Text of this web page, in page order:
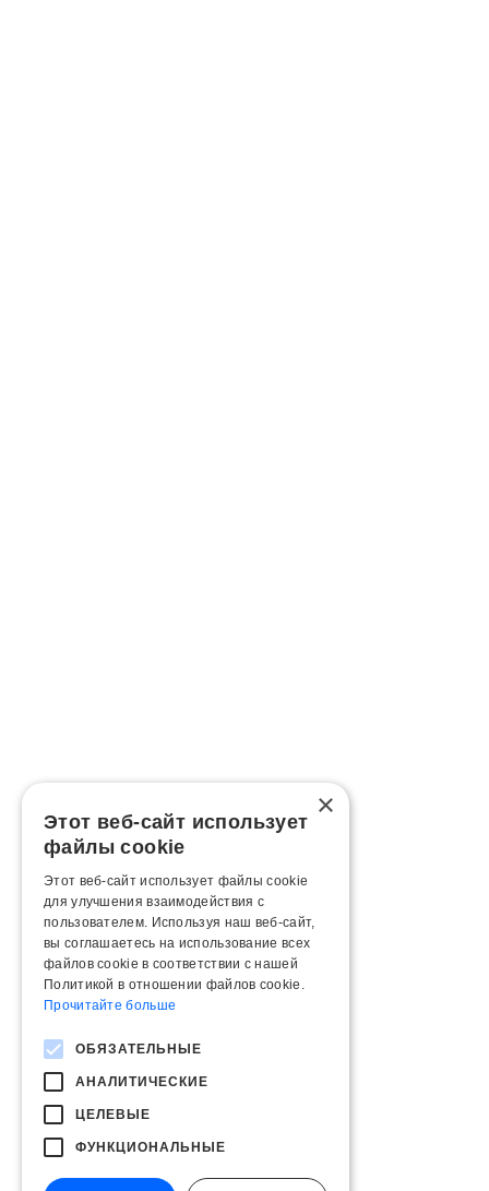
×
Этот веб-сайт использует
файлы cookie
Этот веб-сайт использует файлы cookie
для улучшения взаимодействия с
пользователем. Используя наш веб-сайт,
вы соглашаетесь на использование всех
файлов cookie в соответствии с нашей
Политикой в ​​отношении файлов cookie.
Прочитайте больше
ОБЯЗАТЕЛЬНЫЕ
АНАЛИТИЧЕСКИЕ
ЦЕЛЕВЫЕ
ФУНКЦИОНАЛЬНЫЕ